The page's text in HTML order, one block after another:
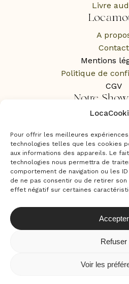
Pour offrir les meilleures
technologies telles que les cookies
aux informations des appareils. Le
technologies nous permettra de
comportement de navigation ou les
de ne pas consentir ou de retirer
effet négatif sur certaines
Accepter
Refuser
Voir les
Livre
A
Contact
Mentions
Politique de
CGV
Notre
1 Rue des
Sur RDV
Agence